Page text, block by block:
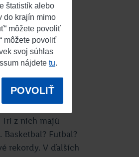
štatistík alebo
do krajín mimo
môžete povoliť
môžete povoliť
svoj súhlas
nájdete tu
POVOLIŤ
z nich majú
Futbal?
rekordy. V ďalších